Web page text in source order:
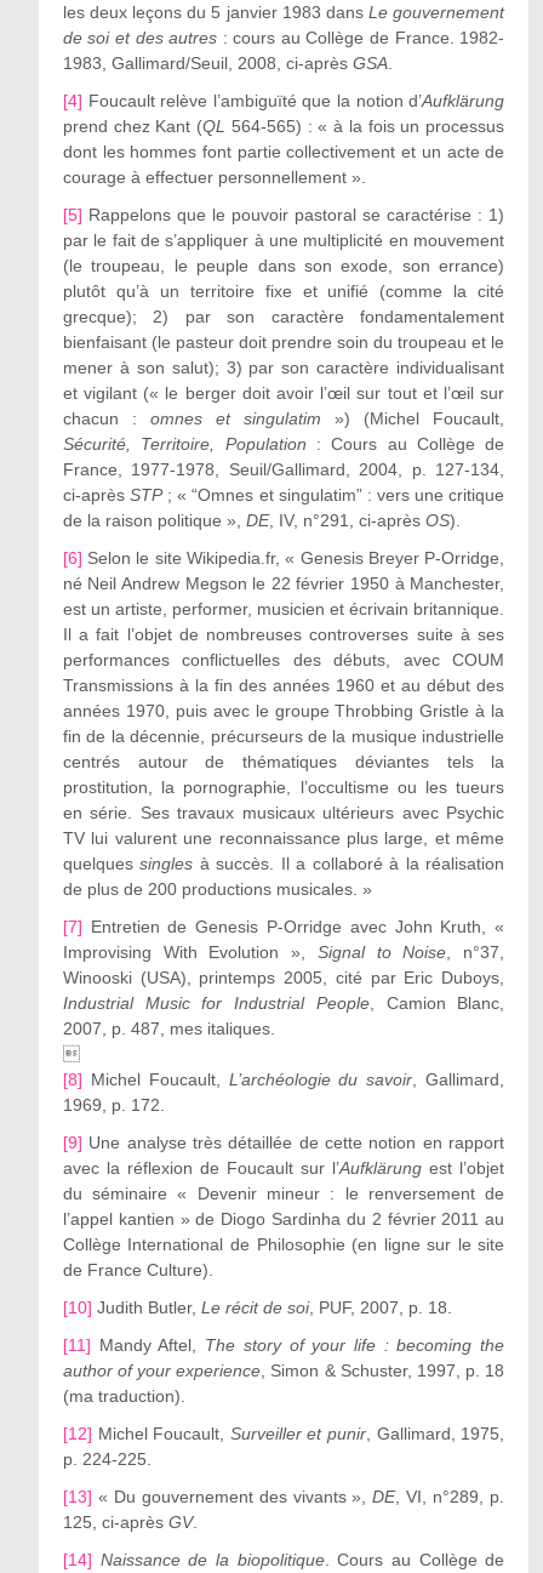
les deux leçons du 5 janvier 1983 dansLe gouvernement
de soi et des autres : cours au Collège de France. 1982-
1983, Gallimard/Seuil, 2008, ci-après GSA.
[4] Foucault relève l’ambiguïté que la notion d’Aufklärung
prend chez Kant (QL
564-565) : « à la fois un processus
dont les hommes font partie collectivement et un acte de
courage à effectuer personnellement ».
[5] Rappelons que le pouvoir pastoral se caractérise : 1)
par le fait de s’appliquer à une multiplicité en mouvement
(le troupeau, le peuple dans son exode, son errance)
plutôt qu’à un territoire fixe et unifié (comme la cité
grecque); 2) par son caractère fondamentalement
bienfaisant (le pasteur doit prendre soin du troupeau et le
mener à son salut); 3) par son caractère individualisant
et vigilant (« le berger doit avoir l’œil sur tout et l’œil sur
chacun : omnes et singulatim ») (Michel Foucault,
Sécurité, Territoire, Population : Cours au Collège de
France, 1977-1978, Seuil/Gallimard, 2004, p. 127-134,
ci-aprèsSTP; « “Omnes et singulatim” : vers une critique
de la raison politique », DE, IV, n°291, ci-après OS).
[6] Selon le site Wikipedia.fr, « Genesis Breyer P-Orridge,
né Neil Andrew Megson le 22 février 1950 à Manchester,
est un artiste, performer, musicien et écrivain britannique.
Il a fait l’objet de nombreuses controverses suite à ses
performances conflictuelles des débuts, avec COUM
Transmissions à la fin des années 1960 et au début des
années 1970, puis avec le groupe Throbbing Gristle à la
fin de la décennie, précurseurs de la musique industrielle
centrés autour de thématiques déviantes tels la
prostitution, la pornographie, l’occultisme ou les tueurs
en série. Ses travaux musicaux ultérieurs avec Psychic
TV lui valurent une reconnaissance plus large, et même
quelquessingles à succès. Il a collaboré à la réalisation
de plus de 200 productions musicales. »
[7] Entretien de Genesis P-Orridge avec John Kruth, «
Improvising With Evolution », Signal to Noise , n°37,
Winooski (USA), printemps 2005, cité par Eric Duboys,
Industrial Music for Industrial People, Camion Blanc,
2007, p. 487, mes italiques.

[8] Michel Foucault, L’archéologie du savoir , Gallimard,
1969, p. 172.
[9] Une analyse très détaillée de cette notion en rapport
avec la réflexion de Foucault sur l’Aufklärung est l’objet
du séminaire « Devenir mineur : le renversement de
l’appel kantien » de Diogo Sardinha du 2 février 2011 au
Collège International de Philosophie (en ligne sur le site
de France Culture).
[10] Judith Butler, Le récit de soi, PUF, 2007, p. 18.
[11] Mandy Aftel, The story of your life : becoming the
author of your experience , Simon & Schuster, 1997, p. 18
(ma traduction).
[12] Michel Foucault, Surveiller et punir , Gallimard, 1975,
p. 224-225.
[13] « Du gouvernement des vivants »,DE, VI, n°289, p.
125, ci-après GV.
[14] Naissance de la biopolitique. Cours au Collège de